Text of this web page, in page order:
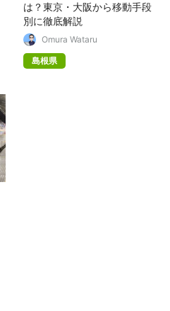
は？東京・大阪から移動手段
別に徹底解説
Omura Wataru
島根県